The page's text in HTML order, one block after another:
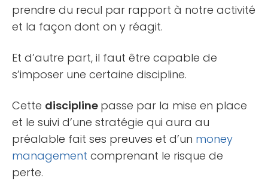
prendre du recul par rapport à notre activité
et la façon dont on y réagit.
Et d’autre part, il faut être capable de
s’imposer une certaine discipline.
Cette discipline passe par la mise en place
et le suivi d’une stratégie qui aura au
préalable fait ses preuves et d’un money
management comprenant le risque de
perte.